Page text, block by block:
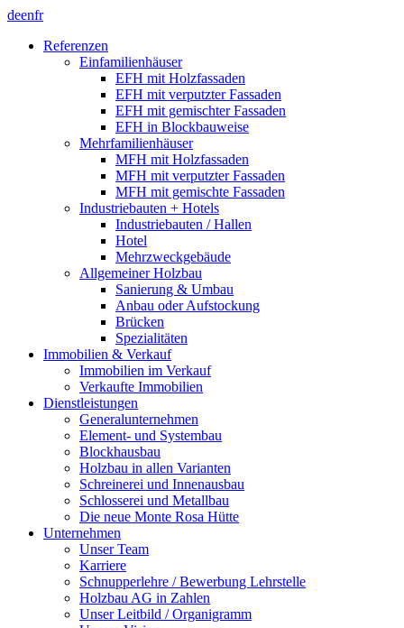
deenfr
Referenzen
Einfamilienhäuser
EFH mit Holzfassaden
EFH mit verputzter Fassaden
EFH mit gemischter Fassaden
EFH in Blockbauweise
Mehrfamilienhäuser
MFH mit Holzfassaden
MFH mit verputzter Fassaden
MFH mit gemischte Fassaden
Industriebauten + Hotels
Industriebauten / Hallen
Hotel
Mehrzweckgebäude
Allgemeiner Holzbau
Sanierung & Umbau
Anbau oder Aufstockung
Brücken
Spezialitäten
Immobilien & Verkauf
Immobilien im Verkauf
Verkaufte Immobilien
Dienstleistungen
Generalunternehmen
Element- und Systembau
Blockhausbau
Holzbau in allen Varianten
Schreinerei und Innenausbau
Schlosserei und Metallbau
Die neue Monte Rosa Hütte
Unternehmen
Unser Team
Karriere
Schnupperlehre / Bewerbung Lehrstelle
Holzbau AG in Zahlen
Unser Leitbild / Organigramm